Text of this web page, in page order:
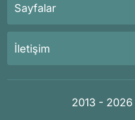
Sayfalar
İletişim
2013 -